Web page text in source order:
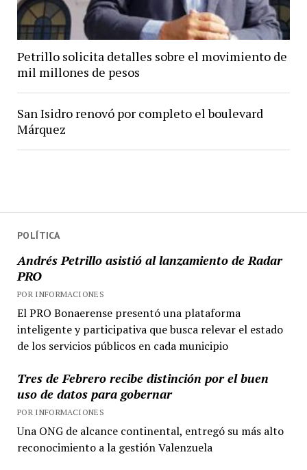
POLÍTICA
Andrés Petrillo asistió al lanzamiento de Radar
PRO
POR INFORMACIONES
El PRO Bonaerense presentó una plataforma
inteligente y participativa que busca relevar el estado
de los servicios públicos en cada municipio
Tres de Febrero recibe distinción por el buen
uso de datos para gobernar
POR INFORMACIONES
Una ONG de alcance continental, entregó su más alto
reconocimiento a la gestión Valenzuela
Petrillo solicita detalles sobre el movimiento de
mil millones de pesos
San Isidro renovó por completo el boulevard
Márquez